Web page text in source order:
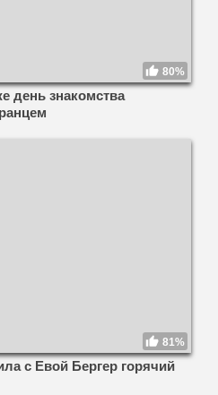
80%
день знакомства
81%
с Евой Бергер горячий